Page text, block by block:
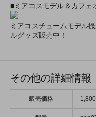
■ミアコスモデル＆カフェ
ミアコスチュームモデル
ルグッズ販売中！
その他の詳細情報
販売価格